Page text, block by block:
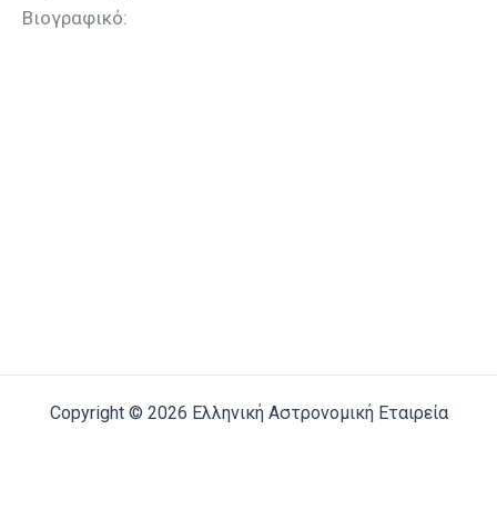
Βιογραφικό:
Copyright © 2026 Ελληνική Αστρονομική Εταιρεία